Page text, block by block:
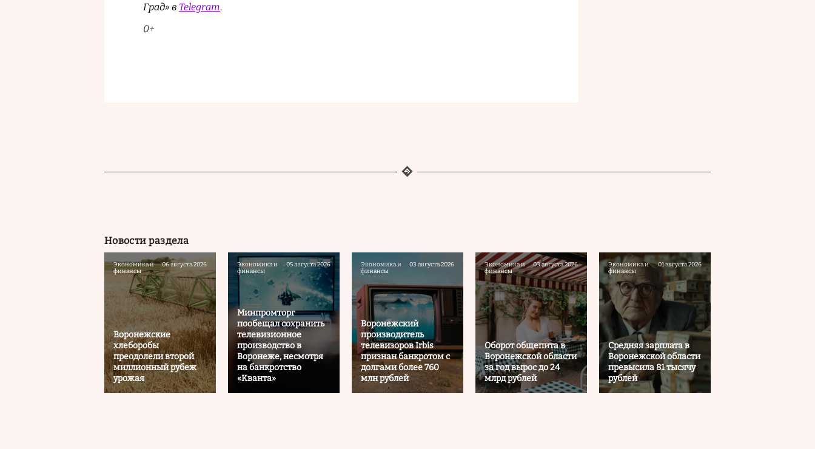
Град» в Telegram.
0+
Новости раздела
Экономика и
финансы
06 августа 2026
Воронежские
хлеборобы
преодолели второй
миллионный рубеж
урожая
Экономика и
финансы
05 августа 2026
Минпромторг
пообещал сохранить
телевизионное
производство в
Воронеже, несмотря
на банкротство
«Кванта»
Экономика и
финансы
03 августа 2026
Воронежский
производитель
телевизоров Irbis
признан банкротом с
долгами более 760
млн рублей
Экономика и
финансы
03 августа 2026
Оборот общепита в
Воронежской области
за год вырос до 24
млрд рублей
Экономика и
финансы
01 августа 2026
Средняя зарплата в
Воронежской области
превысила 81 тысячу
рублей